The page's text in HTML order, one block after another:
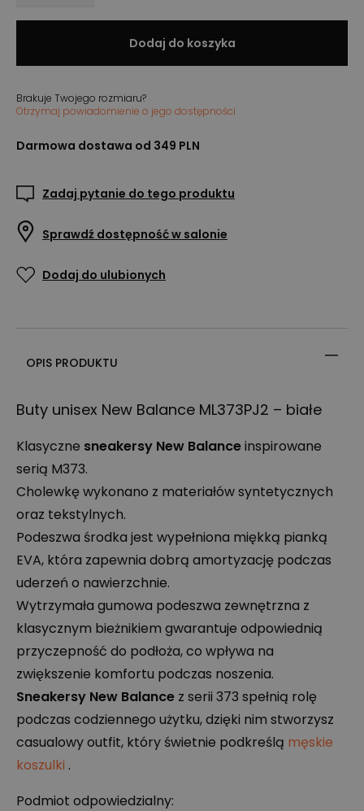
Dodaj do koszyka
Brakuje Twojego rozmiaru?
Otrzymaj powiadomienie o jego dostępności
Darmowa dostawa od 349 PLN
Zadaj pytanie do tego produktu
Sprawdź dostępność w salonie
Dodaj do ulubionych
OPIS PRODUKTU
Buty unisex New Balance ML373PJ2 – białe
Klasyczne sneakersy New Balanceinspirowane
serią M373.
Cholewkę wykonano z materiałów syntetycznych
oraz tekstylnych.
Podeszwa środka jest wypełniona miękką pianką
EVA, która zapewnia dobrą amortyzację podczas
uderzeń o nawierzchnie.
Wytrzymała gumowa podeszwa zewnętrzna z
klasycznym bieżnikiem gwarantuje odpowiednią
przyczepność do podłoża, co wpływa na
zwiększenie komfortu podczas noszenia.
Sneakersy New Balance z serii 373 spełnią rolę
podczas codziennego użytku, dzięki nim stworzysz
casualowy outfit, który świetnie podkreślą męskie
koszulki .
Podmiot odpowiedzialny: